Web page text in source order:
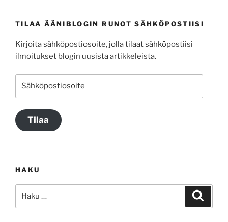
TILAA ÄÄNIBLOGIN RUNOT SÄHKÖPOSTIISI
Kirjoita sähköpostiosoite, jolla tilaat sähköpostiisi
ilmoitukset blogin uusista artikkeleista.
Tilaa
HAKU